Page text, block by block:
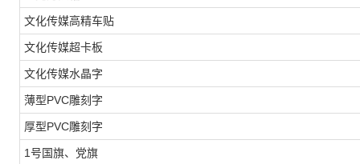
文化传媒高精车贴
文化传媒超卡板
文化传媒水晶字
薄型PVC雕刻字
厚型PVC雕刻字
1号国旗、党旗